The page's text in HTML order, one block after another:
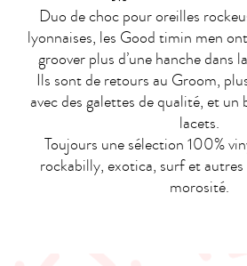
Duo de choc pour oreilles
lyonnaises, les Good timin men
groover plus d’une hanche dans
Ils sont de retours au Groom,
avec des galettes de qualité, et un
lacets.
Toujours une sélection 100%
rockabilly, exotica, surf et
morosité.